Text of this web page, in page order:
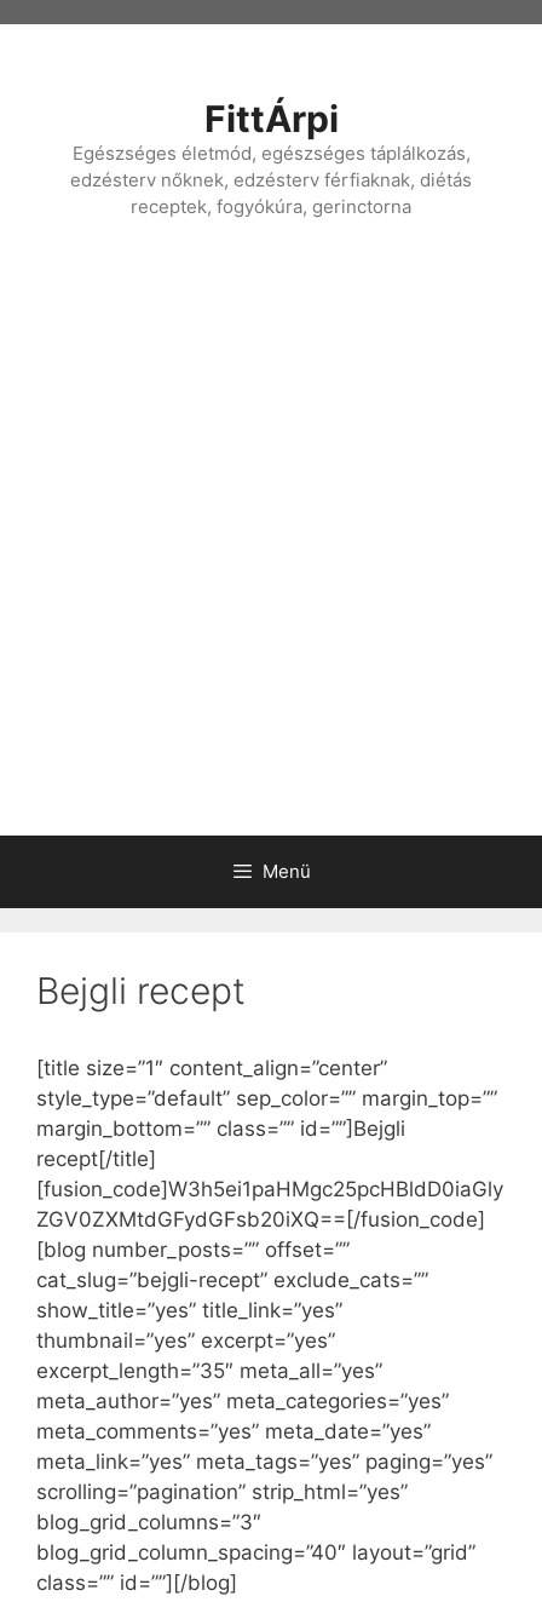
FittÁrpi
Egészséges életmód, egészséges táplálkozás,
edzésterv nőknek, edzésterv férfiaknak, diétás
receptek, fogyókúra, gerinctorna
Menü
Bejgli recept
[title size=”1″ content_align=”center”
style_type=”default” sep_color=”” margin_top=””
margin_bottom=”” class=”” id=””]Bejgli
recept[/title]
[fusion_code]W3h5ei1paHMgc25pcHBldD0iaGly
ZGV0ZXMtdGFydGFsb20iXQ==[/fusion_code]
[blog number_posts=”” offset=””
cat_slug=”bejgli-recept” exclude_cats=””
show_title=”yes” title_link=”yes”
thumbnail=”yes” excerpt=”yes”
excerpt_length=”35″ meta_all=”yes”
meta_author=”yes” meta_categories=”yes”
meta_comments=”yes” meta_date=”yes”
meta_link=”yes” meta_tags=”yes” paging=”yes”
scrolling=”pagination” strip_html=”yes”
blog_grid_columns=”3″
blog_grid_column_spacing=”40″ layout=”grid”
class=”” id=””][/blog]